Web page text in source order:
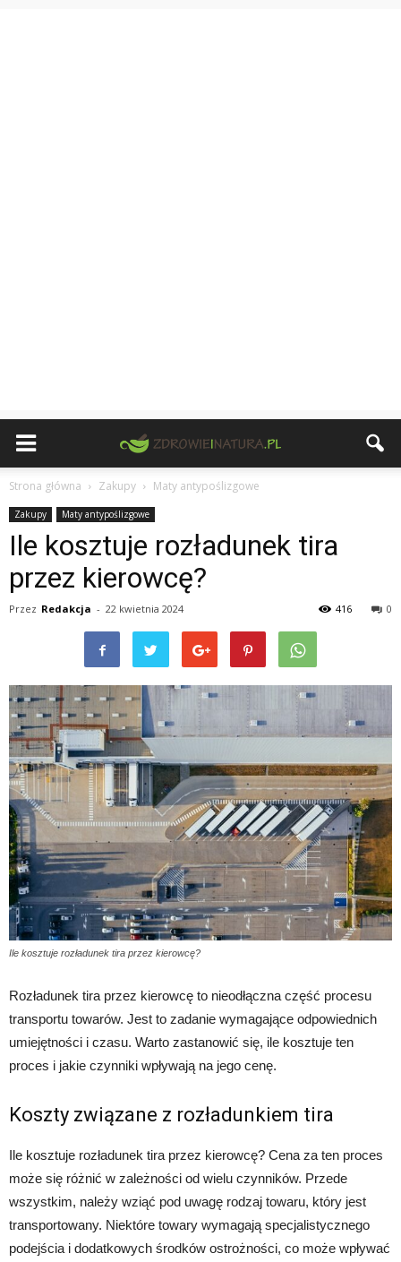
Strona główna Zakupy Maty antypoślizgowe
Zakupy Maty antypoślizgowe
Ile kosztuje rozładunek tira
przez kierowcę?
Przez Redakcja - 22 kwietnia 2024 0
416
Ile kosztuje rozładunek tira przez kierowcę?
Rozładunek tira przez kierowcę to nieodłączna część procesu
transportu towarów. Jest to zadanie wymagające odpowiednich
umiejętności i czasu. Warto zastanowić się, ile kosztuje ten
proces i jakie czynniki wpływają na jego cenę.
Koszty związane z rozładunkiem tira
Ile kosztuje rozładunek tira przez kierowcę? Cena za ten proces
może się różnić w zależności od wielu czynników. Przede
wszystkim, należy wziąć pod uwagę rodzaj towaru, który jest
transportowany. Niektóre towary wymagają specjalistycznego
podejścia i dodatkowych środków ostrożności, co może wpływać